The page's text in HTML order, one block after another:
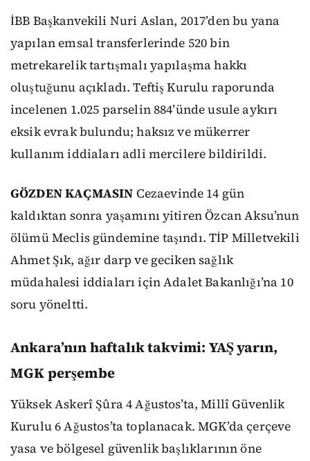
İBB Başkanvekili Nuri Aslan, 2017’den bu yana
yapılan emsal transferlerinde 520 bin
metrekarelik tartışmalı yapılaşma hakkı
oluştuğunu açıkladı. Teftiş Kurulu raporunda
incelenen 1.025 parselin 884’ünde usule aykırı
eksik evrak bulundu; haksız ve mükerrer
kullanım iddiaları adli mercilere bildirildi.
GÖZDEN KAÇMASIN Cezaevinde 14 gün
kaldıktan sonra yaşamını yitiren Özcan Aksu’nun
ölümü Meclis gündemine taşındı. TİP Milletvekili
Ahmet Şık, ağır darp ve geciken sağlık
müdahalesi iddiaları için Adalet Bakanlığı’na 10
soru yöneltti.
Ankara’nın haftalık takvimi: YAŞ yarın,
MGK perşembe
Yüksek Askerî Şûra 4 Ağustos’ta, Millî Güvenlik
Kurulu 6 Ağustos’ta toplanacak. MGK’da çerçeve
yasa ve bölgesel güvenlik başlıklarının öne